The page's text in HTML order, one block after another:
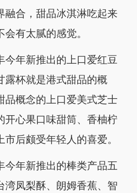
融合，甜品冰淇淋吃起来
有太腻的感觉。
年新推出的上口爱红豆
露杯就是港式甜品的概
品概念的上口爱美式芝士
开心果口味甜筒、香柚柠
后颇受年轻人的喜爱。
年新推出的棒类产品五
湾凤梨酥、朗姆香蕉、智